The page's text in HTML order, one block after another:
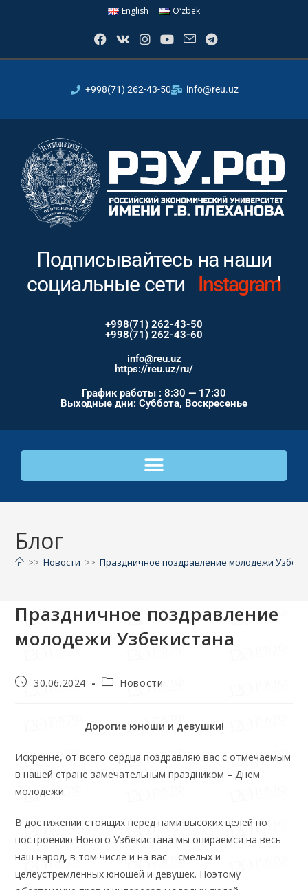
English Oʻzbek
+998(71) 262-43-50 info@reu.uz
Подписывайтесь на наши
социальные сети
Instagram
Youtube !
+998(71) 262-43-50
+998(71) 262-43-60
info@reu.uz
https://reu.uz/ru/
График работы : 8:30 — 17:30
Выходные дни: Суббота, Воскресенье
Блог
>> Новости >> Праздничное поздравление молодежи
Праздничное поздравление
молодежи Узбекистана
30.06.2024 Новости
Дорогие юноши и девушки!
Искренне, от всего сердца поздравляю вас с отмечаемым
в нашей стране замечательным праздником – Днем
молодежи.
В достижении стоящих перед нами высоких целей по
построению Нового Узбекистана мы опираемся на весь
наш народ, в том числе и на вас – смелых и
целеустремленных юношей и девушек. Поэтому